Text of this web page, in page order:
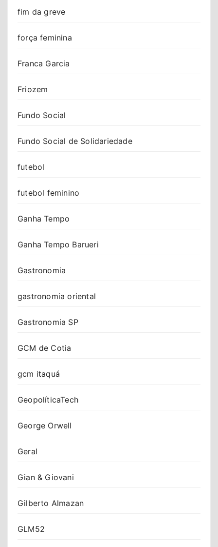
fim da greve
força feminina
Franca Garcia
Friozem
Fundo Social
Fundo Social de Solidariedade
futebol
futebol feminino
Ganha Tempo
Ganha Tempo Barueri
Gastronomia
gastronomia oriental
Gastronomia SP
GCM de Cotia
gcm itaquá
GeopolíticaTech
George Orwell
Geral
Gian & Giovani
Gilberto Almazan
GLM52